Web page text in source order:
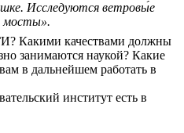
Исследуются ветровы́е
мосты».
Какими качествами должны
занимаются наукой? Какие
в дальнейшем работать в
институт есть в